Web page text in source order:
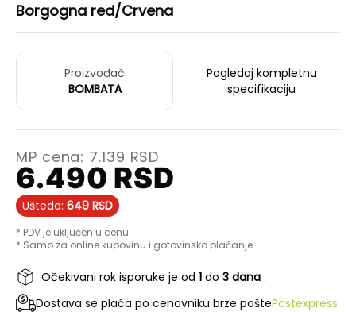
Borgogna red/Crvena
Proizvođač
BOMBATA
Pogledaj kompletnu
specifikaciju
MP cena: 7.139 RSD
6.490 RSD
Ušteda: 649 RSD
* PDV je uključen u cenu
* Samo za online kupovinu i gotovinsko plaćanje
Očekivani rok isporuke je od 1 do 3 dana .
Dostava se plaća po cenovniku brze poštePostexpress.